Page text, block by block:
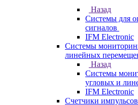
Назад
Системы для
сигналов
IFM Electronic
Системы
линейных
Назад
Системы
угловых и
IFM Electronic
Счетчики импульсов